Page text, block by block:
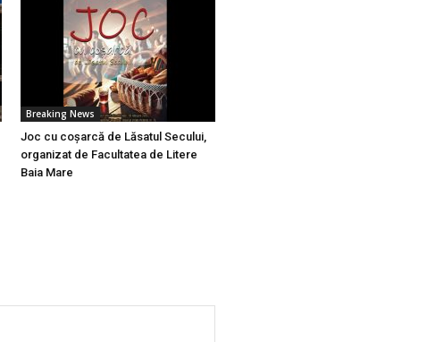
Breaking News
Joc cu coșarcă de Lăsatul Secului,
organizat de Facultatea de Litere
Baia Mare